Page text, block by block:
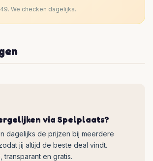
We checken dagelijks.
via Spelplaats?
dagelijks de prijzen bij meerdere
jij altijd de beste deal vindt.
transparant en gratis.